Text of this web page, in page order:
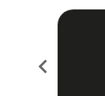
chevron_left